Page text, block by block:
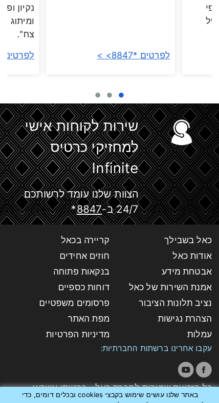
באתר שלנו עושים שימוש בקבצי cookies ובכלים דומים, כדי
של
לפרטים *8847> >
נקיון
ומיתוג
צח".
לפרטים
שירות לקוחות אישי
למחזיקי כרטיס
Infinite
הצוות שלנו עומד לרשותכם
24/7 ב-
8847
*
כאל בשבילך
קריירה בכאל
אודות כאל
חוזים אחידים
אבטחת מידע
בנקאות פתוחה
אמנת השירות של כאל
דוחות כספיים
נציב תלונות הציבור
פרסומים משפטיים
הצהרת נגישות
מפת האתר
עמלות
מדיניות הפרטיות
עקבו אחרינו ברשתות החברתיות:
כל הזכויות שמורות לחברת כאל - כרטיסי אשראי
לישראל בע"מ